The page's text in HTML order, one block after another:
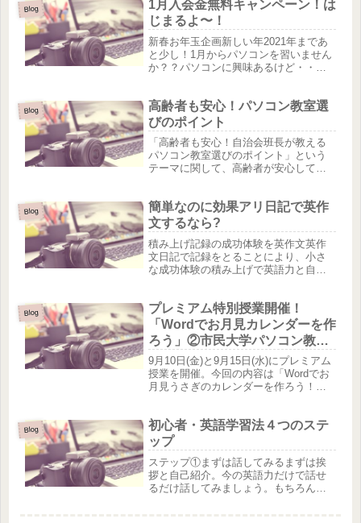
です。続けていけば確実に英会話力が
上がりますし、自己肯定感が高いと間
違...
Blog
1月入会金無料キャンペーン！は
じまるよ〜！
新春お年玉企画新しい年2021年まであ
と少し！1月からパソコンを習いません
か？？パソコンに興味あるけど・・
茂原校」では入会金無料キャンペーン
はじまります♪迷っていて...
Blog
高齢者も安心！パソコン教室選
びのポイント
「高齢者も安心！自治会班長が教える
パソコン教室選びのポイント」という
テーマに関して、高齢者が安心して通
講師の経験と理解高齢者向けの指導経
験があるか: 高齢者に特有の学習...
Blog
簡単なのに効果アリ日記で英作
文するなら?
積み上げ記録の成功体験を英作文英作
文日記で記録をとることにより、小さ
な成功体験の積み上げで英語力と自己
記という方法です。英作文で積み上げ
の記録を取るコツは、日付や時間など
を...
Blog
プレミアム特別授業開催！
「Wordでお月見カレンダーを作
ろう」②市民大学パソコン教室
茂原校
9月10日(金)と9月15日(水)にプレミアム
授業を開催。今回の内容は「Wordでお
月見うさぎのカレンダーを作ろう！」
素敵な作品ができたので紹介いたしま
す。エントリー№２プ...
Blog
初心者・英語学習法４つのステ
ップ
ステップ①まずは話してみるまずは挨
拶と自己紹介。今の英語力だけで話せ
るだけ話してみましょう。もちろん最